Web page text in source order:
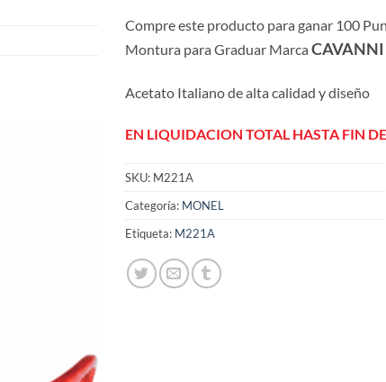
Compre este producto para ganar 100
Montura para Graduar MarcaCAVANNI
Acetato Italiano de alta calidad y diseño
EN LIQUIDACION TOTAL HASTA FIN
SKU: M221A
Categoría: MONEL
Etiqueta: M221A